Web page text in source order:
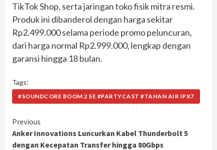
TikTok Shop, serta jaringan toko fisik mitra resmi.
Produk ini dibanderol dengan harga sekitar
Rp2.499.000 selama periode promo peluncuran,
dari harga normal Rp2.999.000, lengkap dengan
garansi hingga 18 bulan.
Tags:
#SOUNDCORE BOOM 2 SE #PARTYCAST #TAHAN AIR IPX7
Continue
Reading
Previous
Anker Innovations Luncurkan Kabel Thunderbolt 5
dengan Kecepatan Transfer hingga 80Gbps